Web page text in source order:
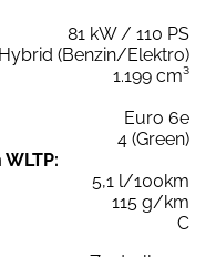
81 kW / 110 PS
Hybrid (Benzin/Elektro)
1.199 cm³
Euro 6e
4 (Green)
5,1 l/100km
115 g/km
C